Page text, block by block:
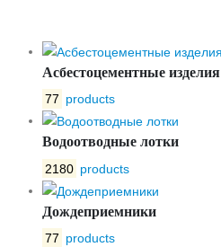
Асбестоцементные изделия
77 products
Водоотводные лотки
2180 products
Дождеприемники
77 products